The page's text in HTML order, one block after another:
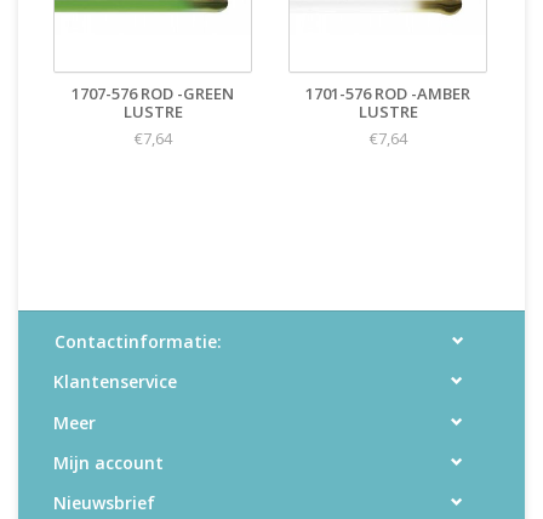
1707-576 ROD -GREEN
LUSTRE
€7,64
1701-576 ROD -AMBER
LUSTRE
€7,64
Contactinformatie:
Klantenservice
Meer
Mijn account
Nieuwsbrief